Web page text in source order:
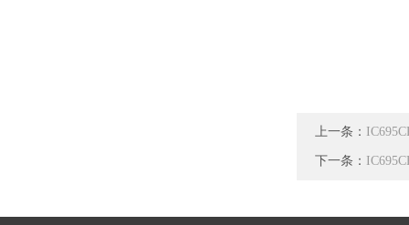
上一条：
下一条：